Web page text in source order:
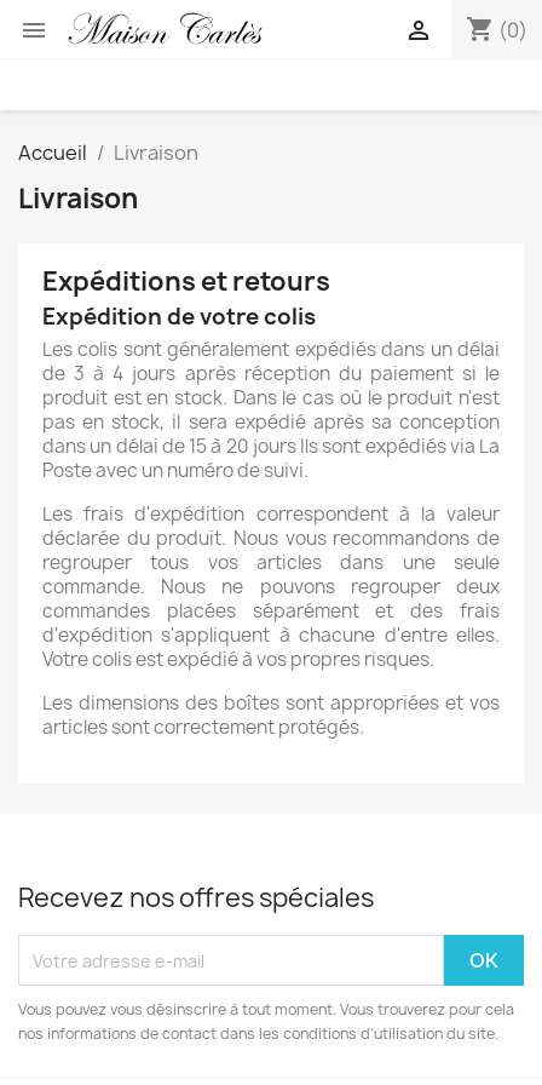
 shopping_cart (0)

Accueil Livraison
Livraison
Expéditions et retours
Expédition de votre colis
Les colis sont généralement expédiés dans un délai
de 3 à 4 jours après réception du paiement si le
produit est en stock. Dans le cas où le produit n'est
pas en stock, il sera expédié après sa conception
dans un délai de 15 à 20 jours Ils sont expédiés via La
Poste avec un numéro de suivi.
Les frais d'expédition correspondent à la valeur
déclarée du produit. Nous vous recommandons de
regrouper tous vos articles dans une seule
commande. Nous ne pouvons regrouper deux
commandes placées séparément et des frais
d'expédition s'appliquent à chacune d'entre elles.
Votre colis est expédié à vos propres risques.
Les dimensions des boîtes sont appropriées et vos
articles sont correctement protégés.
Recevez nos offres spéciales
Vous pouvez vous désinscrire à tout moment. Vous trouverez pour cela
nos informations de contact dans les conditions d'utilisation du site.